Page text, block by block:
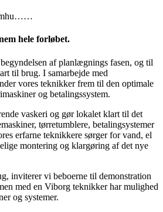
hele forløbet.
af planlægnings fasen, og til
til brug. I samarbejde med
vores teknikker frem til den optimale
og betalingssystem.
vaskeri og gør lokalet klart til det
tørretumblere, betalingsystemer
erfarne teknikkere sørger for vand, el
montering og klargøring af det nye
inviterer vi beboerne til demonstration
med en Viborg teknikker har mulighed
og systemer.